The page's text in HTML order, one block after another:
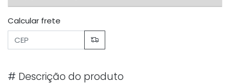
Calcular frete
# Descrição do produto